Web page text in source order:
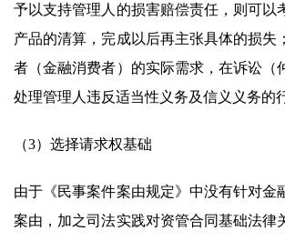
予以支持管理人的损害赔偿责任，则可以
产品的清算，完成以后再主张具体的损失
者（金融消费者）的实际需求，在诉讼（
处理管理人违反适当性义务及信义义务的
（3）选择请求权基础
由于《民事案件案由规定》中没有针对金
案由，加之司法实践对资管合同基础法律